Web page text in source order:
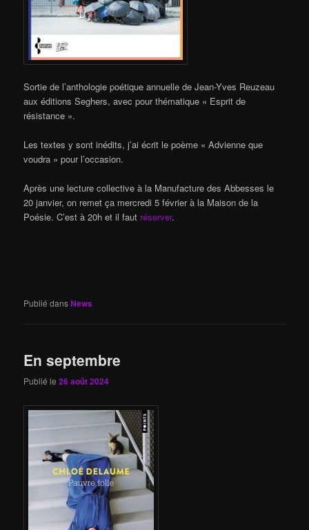
Sortie de l’anthologie poétique annuelle de Jean-Yves Reuzeau
aux éditions Seghers, avec pour thématique « Esprit de
résistance ».
Les textes y sont inédits, j’ai écrit le poème « Advienne que
voudra » pour l’occasion.
Après une lecture collective à la Manufacture des Abbesses le
20 janvier, on remet ça mercredi 5 février à la Maison de la
Poésie. C’est à 20h et il faut réserver.
Publié dansNews
En septembre
Publié le26 août 2024